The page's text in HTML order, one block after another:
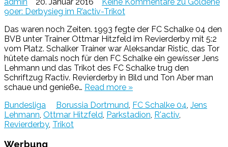
90er: Derbysieg im R’activ-Trikot
Das waren noch Zeiten. 1993 fegte der FC Schalke 04 den
BVB unter Trainer Ottmar Hitzfeld im Revierderby mit 5:2
vom Platz. Schalker Trainer war Aleksandar Ristic, das Tor
hütete damals noch für den FC Schalke ein gewisser Jens
Lehmann und das Trikot des FC Schalke trug den
Schriftzug R’activ. Revierderby in Bild und Ton Aber man
schaue und genieße… Read more »
Bundesliga
Borussia Dortmund FC Schalke 04 Jens
Lehmann Ottmar Hitzfeld Parkstadion R'activ
Revierderby, Trikot
Werbung